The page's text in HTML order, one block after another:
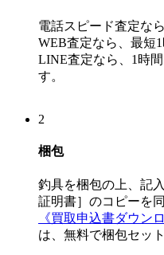
電話スピード査定なら
WEB査定なら、 最短1
LINE査定なら、 1時
す。
2
梱包
釣具を梱包の上、記
証明書］ のコピーを
《買取申込書ダウン
は、無料で梱包セッ